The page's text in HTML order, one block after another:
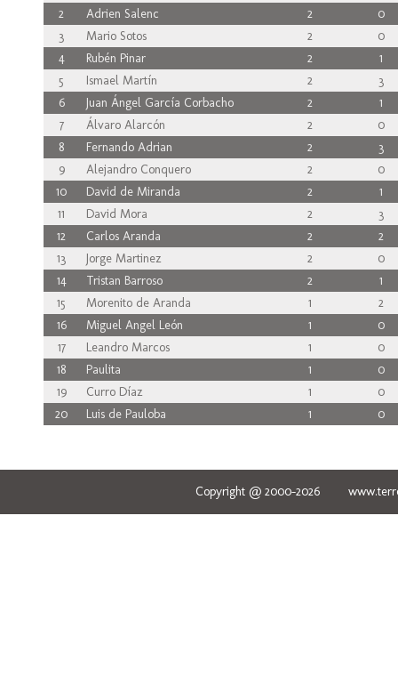
2
Adrien Salenc 2
0
3
Mario Sotos 2
0
4
Rubén Pinar 2
1
5
Ismael Martín 2
3
6
Juan Ángel García Corbacho 2
1
7
Álvaro Alarcón 2
0
8
Fernando Adrian 2
3
9
Alejandro Conquero 2
0
10
David de Miranda 2
1
11
David Mora 2
3
12
Carlos Aranda 2
2
13
Jorge Martinez 2
0
14
Tristan Barroso 2
1
15
Morenito de Aranda 1
2
16
Miguel Angel León 1
0
17
Leandro Marcos 1
0
18
Paulita 1
0
19
Curro Díaz 1
0
20
Luis de Pauloba 1 0
Copyright @ 2000-2026